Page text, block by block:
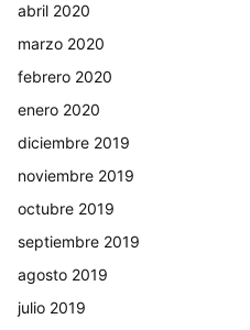
abril 2020
marzo 2020
febrero 2020
enero 2020
diciembre 2019
noviembre 2019
octubre 2019
septiembre 2019
agosto 2019
julio 2019